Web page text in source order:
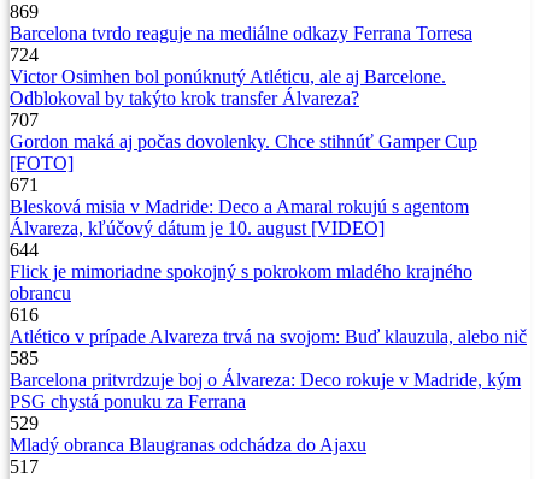
869
Barcelona tvrdo reaguje na mediálne odkazy Ferrana Torresa
724
Victor Osimhen bol ponúknutý Atléticu, ale aj Barcelone.
Odblokoval by takýto krok transfer Álvareza?
707
Gordon maká aj počas dovolenky. Chce stihnúť Gamper Cup
[FOTO]
671
Blesková misia v Madride: Deco a Amaral rokujú s agentom
Álvareza, kľúčový dátum je 10. august [VIDEO]
644
Flick je mimoriadne spokojný s pokrokom mladého krajného
obrancu
616
Atlético v prípade Alvareza trvá na svojom: Buď klauzula, alebo nič
585
Barcelona pritvrdzuje boj o Álvareza: Deco rokuje v Madride, kým
PSG chystá ponuku za Ferrana
529
Mladý obranca Blaugranas odchádza do Ajaxu
517